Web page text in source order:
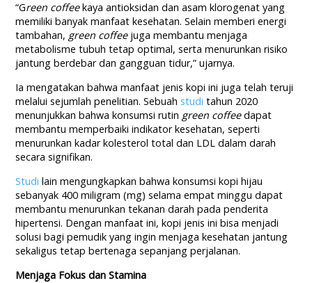
“Green coffeekaya antioksidan dan asam klorogenat yang
memiliki banyak manfaat kesehatan. Selain memberi energi
tambahan, green coffeejuga membantu menjaga
metabolisme tubuh tetap optimal, serta menurunkan risiko
jantung berdebar dan gangguan tidur,” ujarnya.
Ia mengatakan bahwa manfaat jenis kopi ini juga telah teruji
melalui sejumlah penelitian. Sebuah studi tahun 2020
menunjukkan bahwa konsumsi rutin green coffeedapat
membantu memperbaiki indikator kesehatan, seperti
menurunkan kadar kolesterol total dan LDL dalam darah
secara signifikan.
Studi lain mengungkapkan bahwa konsumsi kopi hijau
sebanyak 400 miligram (mg) selama empat minggu dapat
membantu menurunkan tekanan darah pada penderita
hipertensi. Dengan manfaat ini, kopi jenis ini bisa menjadi
solusi bagi pemudik yang ingin menjaga kesehatan jantung
sekaligus tetap bertenaga sepanjang perjalanan.
Menjaga Fokus dan Stamina